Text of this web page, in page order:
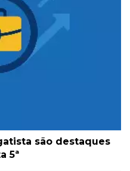
são destaques
5ª